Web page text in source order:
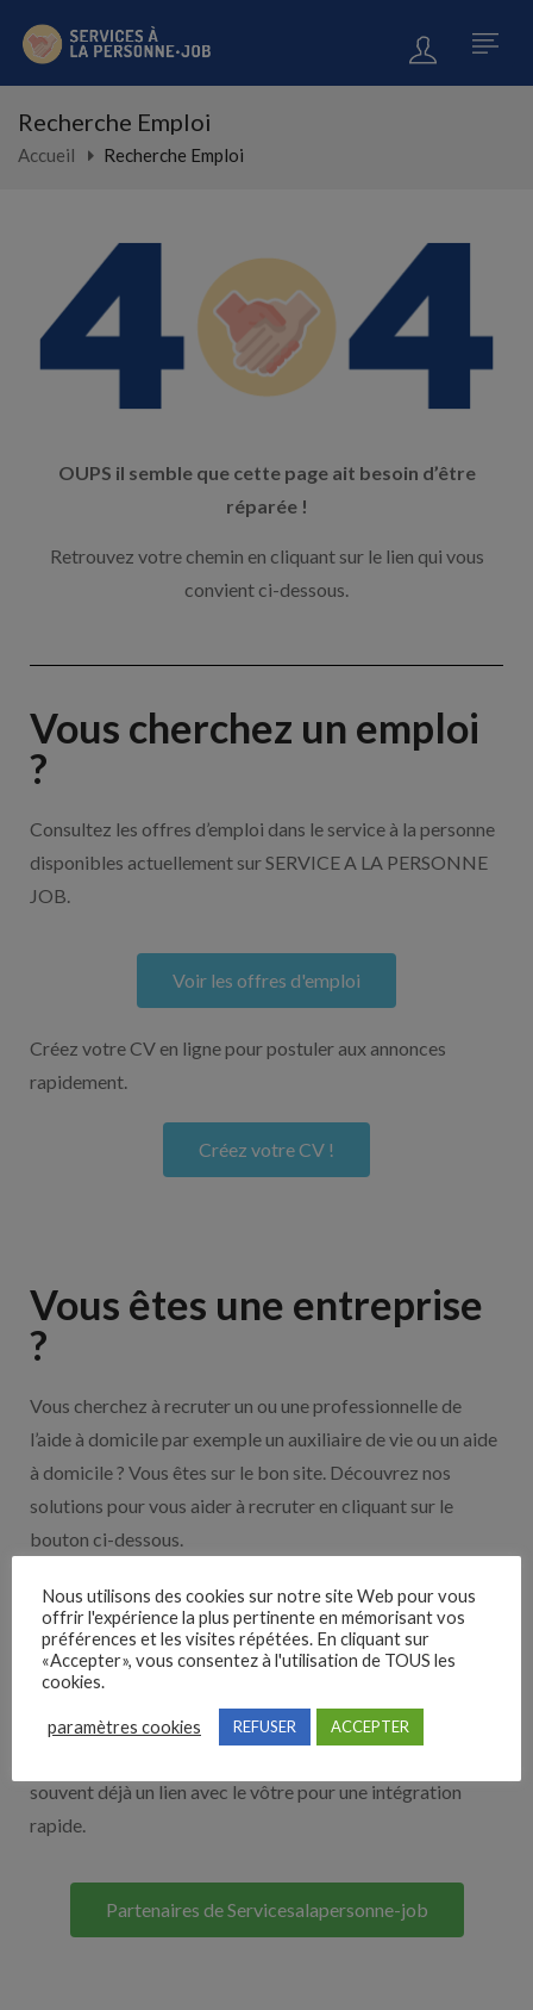
Recherche Emploi
Accueil Recherche Emploi
OUPS il semble que cette page ait besoin d’être
réparée !
Retrouvez votre chemin en cliquant sur le lien qui vous
convient ci-dessous.
Vous cherchez un emploi
?
Consultez les offres d’emploi dans le service à la personne
disponibles actuellement sur SERVICE A LA PERSONNE
JOB.
Voir les offres d'emploi
Créez votre CV en ligne pour postuler aux annonces
rapidement.
Créez votre CV !
Vous êtes une entreprise
?
Vous cherchez à recruter un ou une professionnelle de
l’aide à domicile par exemple un auxiliaire de vie ou un aide
à domicile ? Vous êtes sur le bon site. Découvrez nos
solutions pour vous aider à recruter en cliquant sur le
bouton ci-dessous.
Nos solutions entreprises
Découvrez nos partenaires ! Moteurs de recherches,
multidiffuseurs, sites payant… nombreux sont nos
souvent déjà un lien avec le vôtre pour une intégration
rapide.
Partenaires de Servicesalapersonne-job
Nous utilisons des cookies sur notre site Web pour vous
offrir l'expérience la plus pertinente en mémorisant vos
préférences et les visites répétées. En cliquant sur
«Accepter», vous consentez à l'utilisation de TOUS les
cookies.
paramètres cookies REFUSER ACCEPTER